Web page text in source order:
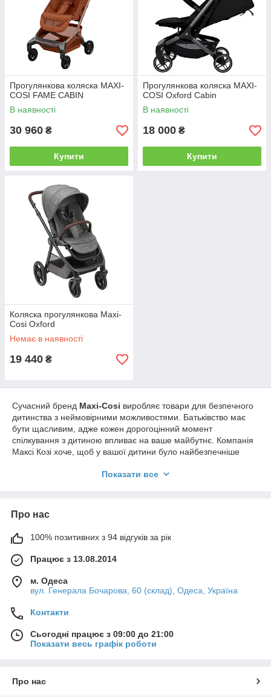
Прогулянкова коляска MAXI-
COSI FAME CABIN
В наявності
30 960 ₴
Купити
Прогулянкова коляска MAXI-
COSI Oxford Cabin
В наявності
18 000 ₴
Купити
Коляска прогулянкова Maxi-
Cosi Oxford
Немає в наявності
19 440 ₴
Сучасний бренд Maxi-Cosi виробляє товари для безпечного
дитинства з неймовірними можливостями. Батьківство має
бути щасливим, адже кожен дорогоцінний момент
спілкування з дитиною впливає на ваше майбутнє. Компанія
Максі Козі хоче, щоб у вашої дитини було найбезпечніше
прогулянок і далеких подорожей з маленькою дитиною. З
вони створені для вирішення важливий сімейних завдань.
Компанія виробляє дитячі коляски від народження:
коляски 2 в 1 для новонароджених дітей (
коляски прогулянкові (Maxi-Cosi Leona 2,
Soho
Oxford);
коляски з автокріслом 3 в 1 (Maxi-Cosi Zelia S Trio)
Коляски Maxi-Cosi відрізняються від інших
Серед представлених моделей ви легко оберете оптимальну
Чим відрізняються дитячі коляски Maxi-Cosi:
Показати все
Про нас
100% позитивних з 94 відгуків за рік
Працює з 13.08.2014
м. Одеса
вул. Генерала Бочарова, 60 (склад), Одеса, Україна
Контакти
Сьогодні працює з 09:00 до 21:00
Показати весь графік роботи
Про нас